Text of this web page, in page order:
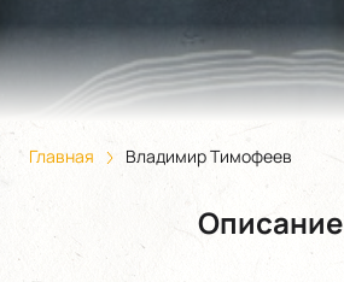
Главная Владимир Тимофеев
Описание